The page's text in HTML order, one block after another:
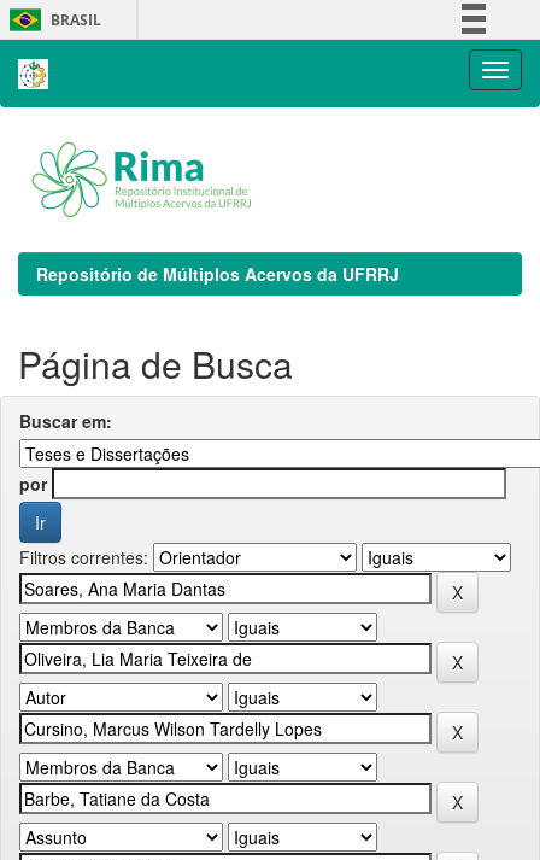
Skip
navigation
BRASIL
Repositório de Múltiplos Acervos da UFRRJ
Página de Busca
Buscar em:
por
Filtros correntes: